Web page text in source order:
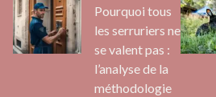
processus
création
Pourquoi tous
les serruriers ne
se valent pas :
l’analyse de la
méthodologie